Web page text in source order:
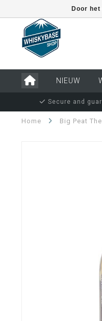
NIEUW
Secure and
Home Big Peat
Door